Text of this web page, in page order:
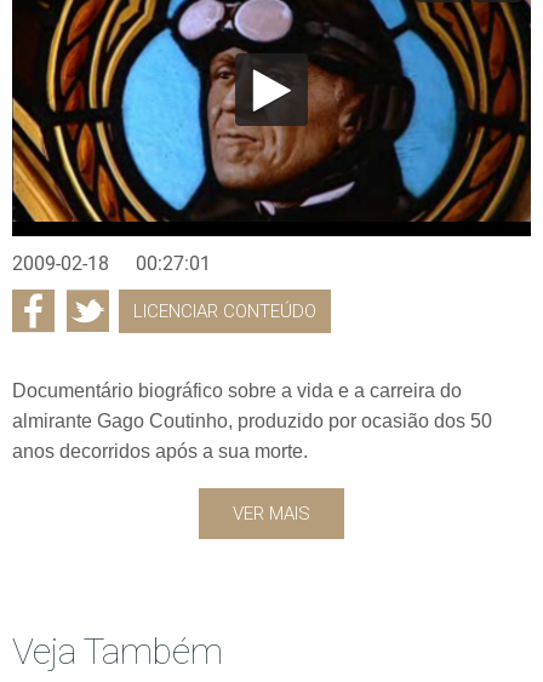
2009-02-18 00:27:01
LICENCIAR CONTEÚDO
Documentário biográfico sobre a vida e a carreira do
almirante Gago Coutinho, produzido por ocasião dos 50
anos decorridos após a sua morte.
VER MAIS
Veja Também